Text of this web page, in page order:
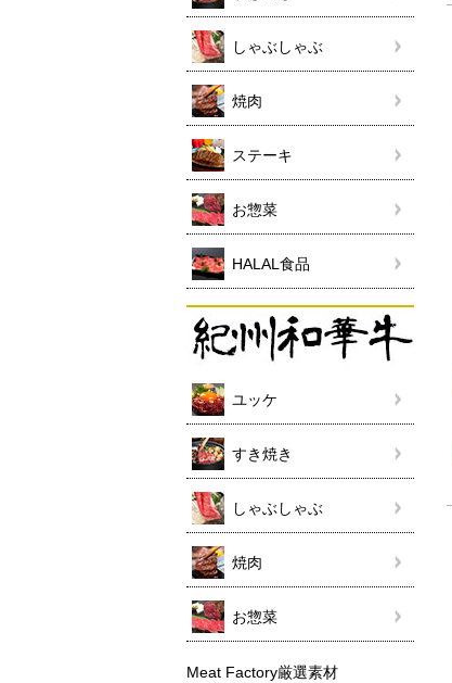
しゃぶしゃぶ
焼肉
ステーキ
お惣菜
HALAL食品
ユッケ
すき焼き
しゃぶしゃぶ
焼肉
お惣菜
Meat Factory厳選素材